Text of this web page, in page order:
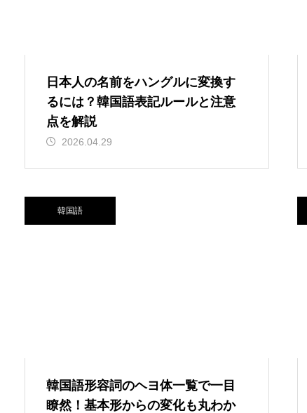
日本人の名前をハングルに変換す
るには？韓国語表記ルールと注意
点を解説
2026.04.29
韓国語
韓国語形容詞のヘヨ体一覧で一目
瞭然！基本形からの変化も丸わか